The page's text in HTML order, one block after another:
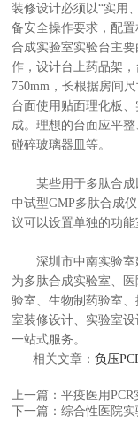
装修设计必须以“实用
备安全操作要求，配
合成实验室实验台主
作，设计台上药品架
750mm，长根据房间尺
台面使用贴面理化板
成。理想的台面应平
碰碎玻璃器皿等。
某些用于多肽合成
中试型GMP多肽合成
议可以设置单独的功能
深圳市中南实验室
为多肽合成实验室、
验室、生物制药验室
室装修设计、实验室
一站式服务。
相关文章：负压
上一篇：平疫医用
下一篇：综合性医院